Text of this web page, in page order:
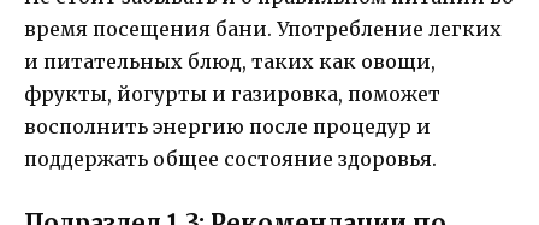
время посещения бани. Употребление легких
и питательных блюд, таких как овощи,
фрукты, йогурты и газировка, поможет
восполнить энергию после процедур и
поддержать общее состояние здоровья.